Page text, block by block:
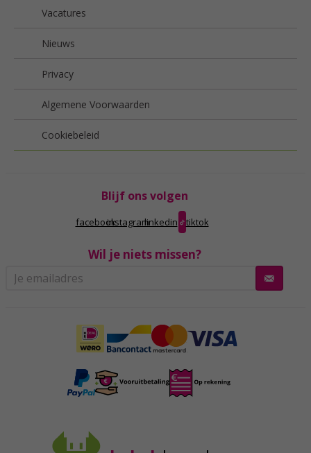
Vacatures
Nieuws
Privacy
Algemene Voorwaarden
Cookiebeleid
Blijf ons volgen
facebookinstagramlinkedin tiktok
Wil je niets missen?